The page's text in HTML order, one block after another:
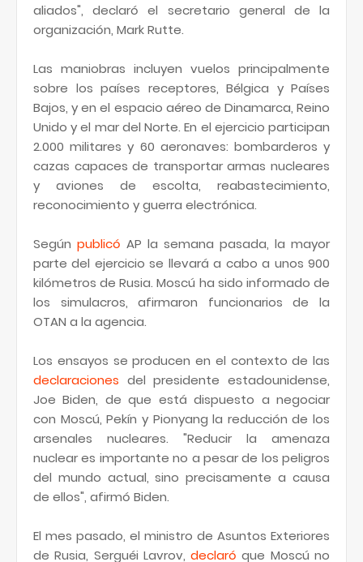
aliados", declaró el secretario general de la
organización, Mark Rutte.
Las maniobras incluyen vuelos principalmente
sobre los países receptores, Bélgica y Países
Bajos, y en el espacio aéreo de Dinamarca, Reino
Unido y el mar del Norte. En el ejercicio participan
2.000 militares y 60 aeronaves: bombarderos y
cazas capaces de transportar armas nucleares
y aviones de escolta, reabastecimiento,
reconocimiento y guerra electrónica.
Según publicó AP la semana pasada, la mayor
parte del ejercicio se llevará a cabo a unos 900
kilómetros de Rusia. Moscú ha sido informado de
los simulacros, afirmaron funcionarios de la
OTAN a la agencia.
Los ensayos se producen en el contexto de las
declaraciones del presidente estadounidense,
Joe Biden, de que está dispuesto a negociar
con Moscú, Pekín y Pionyang la reducción de los
arsenales nucleares. "Reducir la amenaza
nuclear es importante no a pesar de los peligros
del mundo actual, sino precisamente a causa
de ellos", afirmó Biden.
El mes pasado, el ministro de Asuntos Exteriores
de Rusia, Serguéi Lavrov,declaró que Moscú no